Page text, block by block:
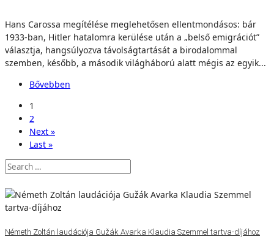
Hans Carossa megítélése meglehetősen ellentmondásos: bár
1933-ban, Hitler hatalomra kerülése után a „belső emigrációt”
választja, hangsúlyozva távolságtartását a birodalommal
szemben, később, a második világháború alatt mégis az egyik...
Bővebben
1
2
Next »
Last »
Németh Zoltán laudációja Gužák Avarka Klaudia Szemmel tartva-díjához